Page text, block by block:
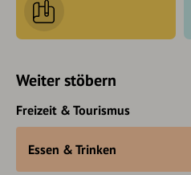
Weiter stöbern
Freizeit & Tourismus
Essen & Trinken